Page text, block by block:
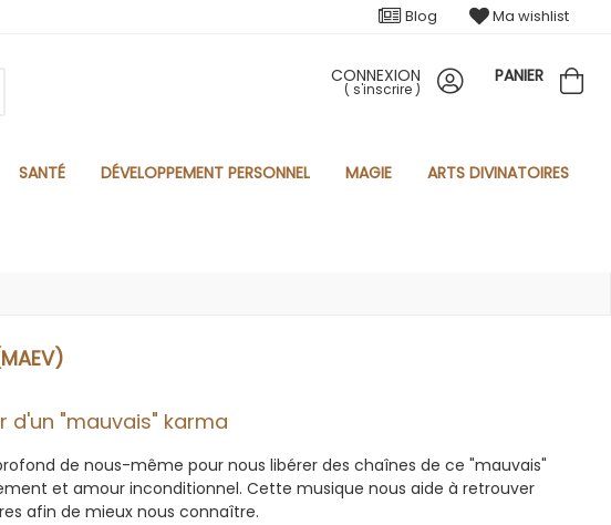
CONNEXION
( s'inscrire )
PANIER
SANTÉ DÉVELOPPEMENT PERSONNEL MAGIE ARTS DIVINATOIRES
d'un "mauvais" karma
de nous-même pour nous libérer des chaînes de ce "mauvais"
et amour inconditionnel. Cette musique nous aide à retrouver
afin de mieux nous connaître.
Blog Ma wishlist